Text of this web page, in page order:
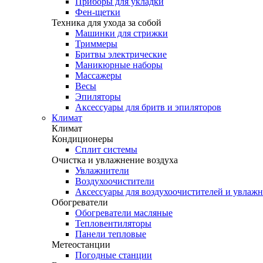
Фен-щетки
Техника для ухода за собой
Машинки для стрижки
Триммеры
Бритвы электрические
Маникюрные наборы
Массажеры
Весы
Эпиляторы
Аксессуары для бритв и эпиляторов
Климат
Климат
Кондиционеры
Сплит системы
Очистка и увлажнение воздуха
Увлажнители
Воздухоочистители
Аксессуары для воздухоочистителей и
Обогреватели
Обогреватели масляные
Тепловентиляторы
Панели тепловые
Метеостанции
Погодные станции